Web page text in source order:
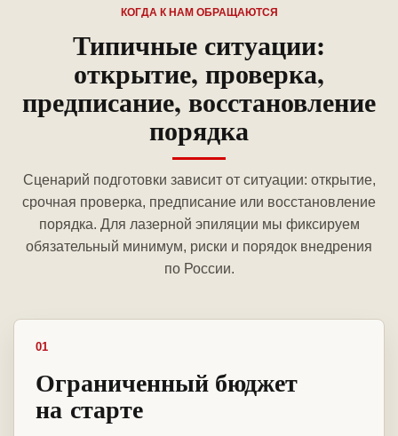
КОГДА К НАМ ОБРАЩАЮТСЯ
Типичные ситуации:
открытие, проверка,
предписание, восстановление
порядка
Сценарий подготовки зависит от ситуации: открытие,
срочная проверка, предписание или восстановление
порядка. Для лазерной эпиляции мы фиксируем
обязательный минимум, риски и порядок внедрения
по России.
01
Ограниченный бюджет
на старте